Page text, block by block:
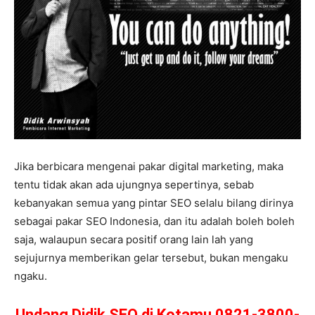
Jika berbicara mengenai pakar digital marketing, maka
tentu tidak akan ada ujungnya sepertinya, sebab
kebanyakan semua yang pintar SEO selalu bilang dirinya
sebagai pakar SEO Indonesia, dan itu adalah boleh boleh
saja, walaupun secara positif orang lain lah yang
sejujurnya memberikan gelar tersebut, bukan mengaku
ngaku.